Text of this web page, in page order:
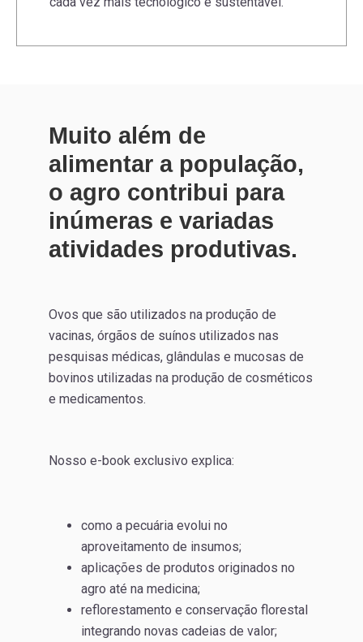
Muito além de
alimentar a população,
o agro contribui para
inúmeras e variadas
atividades produtivas.
Ovos que são utilizados na produção de
vacinas, órgãos de suínos utilizados nas
pesquisas médicas, glândulas e mucosas de
bovinos utilizadas na produção de cosméticos
e medicamentos.
Nosso e-book exclusivo explica:
como a pecuária evolui no
aproveitamento de insumos;
aplicações de produtos originados no
agro até na medicina;
reflorestamento e conservação florestal
integrando novas cadeias de valor;